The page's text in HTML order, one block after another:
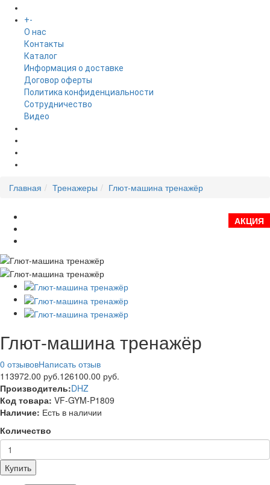
+-
O нас
Контакты
Каталог
Информация о доставке
Договор оферты
Политика конфиденциальности
Сотрудничество
Видео
Главная Тренажеры Глют-машина тренажёр
АКЦИЯ
Глют-машина тренажёр
0 отзывовНаписать отзыв
113972.00 руб.126100.00 руб.
Производитель:DHZ
Код товара: VF-GYM-P1809
Наличие: Есть в наличии
Количество
Купить